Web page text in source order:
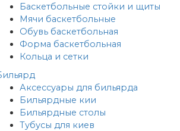
Баскетбольные стойки и щиты
Мячи баскетбольные
Обувь баскетбольная
Форма баскетбольная
Кольца и сетки
Аксессуары для бильярда
Бильярдные кии
Бильярдные столы
Тубусы для киев